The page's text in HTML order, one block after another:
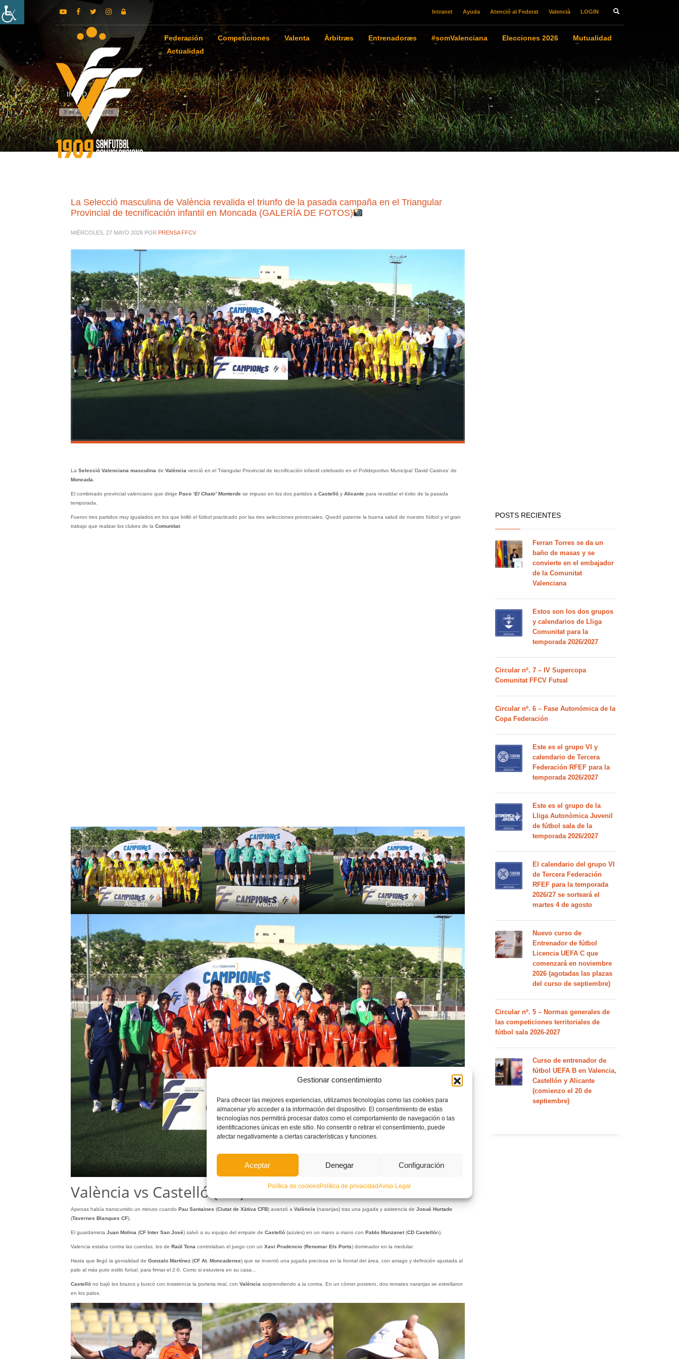
Gestionar consentimiento
Para ofrecer las mejores experiencias, utilizamos tecnologías como las cookies para
almacenar y/o acceder a la información del dispositivo. El consentimiento de estas
tecnologías nos permitirá procesar datos como el comportamiento de navegación o las
identificaciones únicas en este sitio. No consentir o retirar el consentimiento, puede
afectar negativamente a ciertas características y funciones.
Aceptar Denegar Configuración
Política de cookiesPolítica de privacidadAviso Legal
Intranet Ayuda Atenció al Federat Valencià LOGIN
Federación Competiciones Valenta Àrbitræs Entrenadoræs #somValenciana Elecciones 2026
Mutualidad
Actualidad
INICIO
8 de agosto de 2026
La Selecció masculina de València revalida el triunfo de la pasada campaña en el Triangular
Provincial de tecnificación infantil en Moncada (GALERÍA DE FOTOS)
MIÉRCOLES, 27 MAYO 2026 POR PRENSA FFCV
La Selecció Valenciana masculina de Valènciavenció en el Triangular Provincial de tecnificación infantil celebrado en el Polideportivo Municipal ‘David Casinos’ de
Moncada.
El combinado provincial valenciano que dirige Paco‘El Chato’Monterdese impuso en los dos partidos a Castellóy Alicantepara revalidar el éxito de la pasada
temporada.
Fueron tres partidos muy igualados en los que brilló el fútbol practicado por las tres selecciones provinciales. Quedó patente la buena salud de nuestro fútbol y el gran
trabajo que realizar los clubes de la Comunitat.
Alicante Árbitros Castellön
Valencia
València vs Castelló (2-0)
Apenas había transcurrido un minuto cuando Pau Santaines (Ciutat de Xàtiva CFB) avanzó a València (naranjas) tras una jugada y asistencia de Josué Hurtado
(Tavernes Blanques CF).
El guardameta Juan Molina (CF Inter San José) salvó a su equipo del empate de Castelló(azules) en un mano a mano con Pablo Manzanet(CD Castellón).
Valencia estaba contra las cuerdas, los de Raúl Tena controlaban el juego con un Xavi Prudencio(Renomar Els Ports) dominador en la medular.
Hasta que llegó la genialidad de Gonzalo Martínez(CF At. Moncadense) que se inventó una jugada preciosa en la frontal del área, con amago y definición ajustada al
palo al más puto estilo futsal, para firmar el 2-0. Como si estuviera en su casa…
Castellóno bajó los brazos y buscó con insistencia la porteria rival, con València sorprendiendo a la contra. En un córner postrero, dos remates naranjas se estrellaron
en los palos.
POSTS RECIENTES
Ferran Torres se da un
baño de masas y se
convierte en el embajador
de la Comunitat
Valenciana
Estos son los dos grupos
y calendarios de Lliga
Comunitat para la
temporada 2026/2027
Circular nº. 7 – IV Supercopa
Comunitat FFCV Futsal
Circular nº. 6 – Fase Autonómica de la
Copa Federación
Este es el grupo VI y
calendario de Tercera
Federación RFEF para la
temporada 2026/2027
Este es el grupo de la
Lliga Autonòmica Juvenil
de fútbol sala de la
temporada 2026/2027
El calendario del grupo VI
de Tercera Federación
RFEF para la temporada
2026/27 se sorteará el
martes 4 de agosto
Nuevo curso de
Entrenador de fútbol
Licencia UEFA C que
comenzará en noviembre
2026 (agotadas las plazas
del curso de septiembre)
Circular nº. 5 – Normas generales de
las competiciones territoriales de
fútbol sala 2026-2027
Curso de entrenador de
fútbol UEFA B en Valencia,
Castellón y Alicante
(comienzo el 20 de
septiembre)